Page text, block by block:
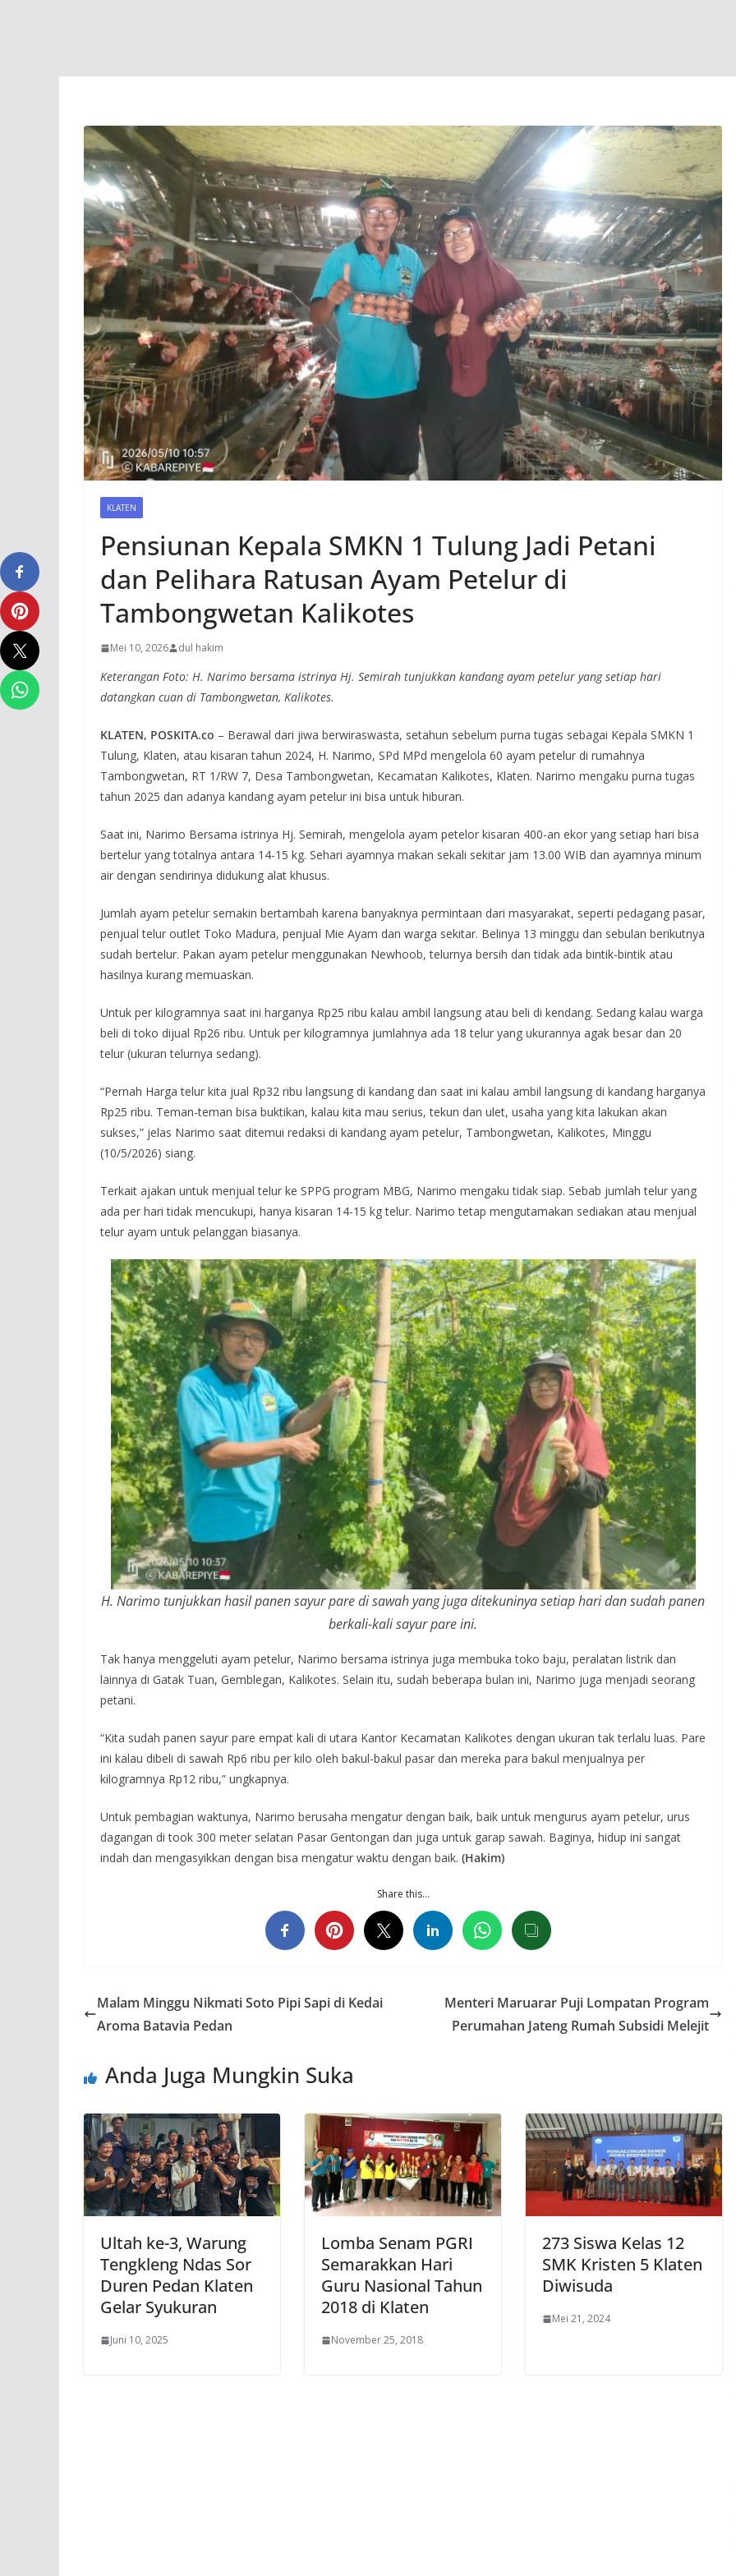
KLATEN
Pensiunan Kepala SMKN 1 Tulung Jadi Petani
dan Pelihara Ratusan Ayam Petelur di
Tambongwetan Kalikotes
Mei 10, 2026 dul hakim
Keterangan Foto: H. Narimo bersama istrinya Hj. Semirah tunjukkan kandang ayam petelur yang setiap hari
datangkan cuan di Tambongwetan, Kalikotes.
KLATEN, POSKITA.co – Berawal dari jiwa berwiraswasta, setahun sebelum purna tugas sebagai Kepala SMKN 1
Tulung, Klaten, atau kisaran tahun 2024, H. Narimo, SPd MPd mengelola 60 ayam petelur di rumahnya
Tambongwetan, RT 1/RW 7, Desa Tambongwetan, Kecamatan Kalikotes, Klaten. Narimo mengaku purna tugas
tahun 2025 dan adanya kandang ayam petelur ini bisa untuk hiburan.
Saat ini, Narimo Bersama istrinya Hj. Semirah, mengelola ayam petelor kisaran 400-an ekor yang setiap hari bisa
bertelur yang totalnya antara 14-15 kg. Sehari ayamnya makan sekali sekitar jam 13.00 WIB dan ayamnya minum
air dengan sendirinya didukung alat khusus.
Jumlah ayam petelur semakin bertambah karena banyaknya permintaan dari masyarakat, seperti pedagang pasar,
penjual telur outlet Toko Madura, penjual Mie Ayam dan warga sekitar. Belinya 13 minggu dan sebulan berikutnya
sudah bertelur. Pakan ayam petelur menggunakan Newhoob, telurnya bersih dan tidak ada bintik-bintik atau
hasilnya kurang memuaskan.
Untuk per kilogramnya saat ini harganya Rp25 ribu kalau ambil langsung atau beli di kendang. Sedang kalau warga
beli di toko dijual Rp26 ribu. Untuk per kilogramnya jumlahnya ada 18 telur yang ukurannya agak besar dan 20
telur (ukuran telurnya sedang).
“Pernah Harga telur kita jual Rp32 ribu langsung di kandang dan saat ini kalau ambil langsung di kandang harganya
Rp25 ribu. Teman-teman bisa buktikan, kalau kita mau serius, tekun dan ulet, usaha yang kita lakukan akan
sukses,” jelas Narimo saat ditemui redaksi di kandang ayam petelur, Tambongwetan, Kalikotes, Minggu
(10/5/2026) siang.
Terkait ajakan untuk menjual telur ke SPPG program MBG, Narimo mengaku tidak siap. Sebab jumlah telur yang
ada per hari tidak mencukupi, hanya kisaran 14-15 kg telur. Narimo tetap mengutamakan sediakan atau menjual
telur ayam untuk pelanggan biasanya.
H. Narimo tunjukkan hasil panen sayur pare di sawah yang juga ditekuninya setiap hari dan sudah panen
berkali-kali sayur pare ini.
Tak hanya menggeluti ayam petelur, Narimo bersama istrinya juga membuka toko baju, peralatan listrik dan
lainnya di Gatak Tuan, Gemblegan, Kalikotes. Selain itu, sudah beberapa bulan ini, Narimo juga menjadi seorang
petani.
“Kita sudah panen sayur pare empat kali di utara Kantor Kecamatan Kalikotes dengan ukuran tak terlalu luas. Pare
ini kalau dibeli di sawah Rp6 ribu per kilo oleh bakul-bakul pasar dan mereka para bakul menjualnya per
kilogramnya Rp12 ribu,” ungkapnya.
Untuk pembagian waktunya, Narimo berusaha mengatur dengan baik, baik untuk mengurus ayam petelur, urus
dagangan di took 300 meter selatan Pasar Gentongan dan juga untuk garap sawah. Baginya, hidup ini sangat
indah dan mengasyikkan dengan bisa mengatur waktu dengan baik. (Hakim)
Share this…
Malam Minggu Nikmati Soto Pipi Sapi di Kedai
Aroma Batavia Pedan
Menteri Maruarar Puji Lompatan Program
Perumahan Jateng Rumah Subsidi Melejit
Anda Juga Mungkin Suka
Ultah ke-3, Warung
Tengkleng Ndas Sor
Duren Pedan Klaten
Gelar Syukuran
Juni 10, 2025
Lomba Senam PGRI
Semarakkan Hari
Guru Nasional Tahun
2018 di Klaten
November 25, 2018
273 Siswa Kelas 12
SMK Kristen 5 Klaten
Diwisuda
Mei 21, 2024